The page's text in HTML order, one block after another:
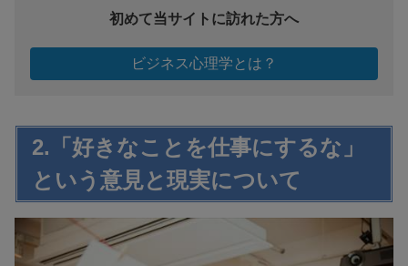
初めて当サイトに訪れた方へ
ビジネス心理学とは？
2.「好きなことを仕事にするな」
という意見と現実について